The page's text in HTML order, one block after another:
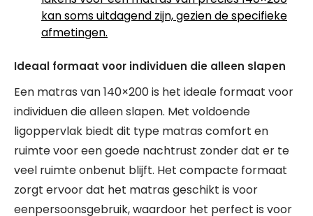
kan soms uitdagend zijn, gezien de specifieke
afmetingen.
Ideaal formaat voor individuen die alleen slapen
Een matras van 140×200 is het ideale formaat voor
individuen die alleen slapen. Met voldoende
ligoppervlak biedt dit type matras comfort en
ruimte voor een goede nachtrust zonder dat er te
veel ruimte onbenut blijft. Het compacte formaat
zorgt ervoor dat het matras geschikt is voor
eenpersoonsgebruik, waardoor het perfect is voor